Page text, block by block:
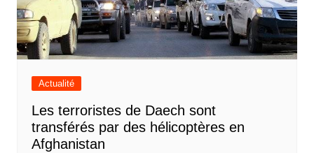
Actualité
Les terroristes de Daech sont
transférés par des hélicoptères en
Afghanistan